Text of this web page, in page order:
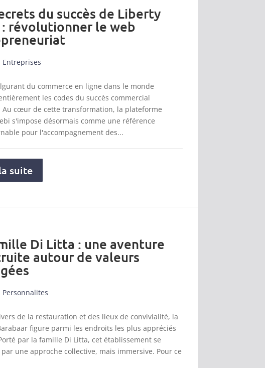
du succès de Liberty
révolutionner le web
Entreprises
du commerce en ligne dans le monde
les codes du succès commercial
Au cœur de cette transformation, la plateforme
s'impose désormais comme une référence
pour l'accompagnement des...
suite
Di Litta : une aventure
autour de valeurs
Personnalites
de la restauration et des lieux de convivialité, la
figure parmi les endroits les plus appréciés
par la famille Di Litta, cet établissement se
une approche collective, mais immersive. Pour ce